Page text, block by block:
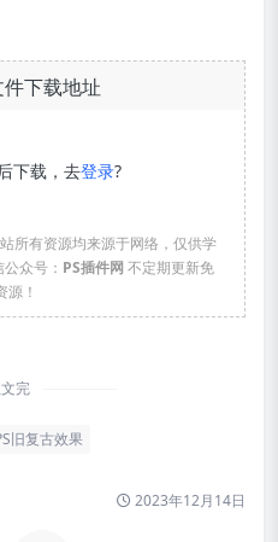
下载地址
下载，去登录?
所有资源均来源于网络，仅供学
众号： PS插件网 不定期更新免
源！
完
旧复古效果
2023年12月14日